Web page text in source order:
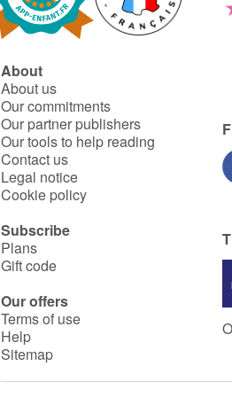
About
About us
Our commitments
Our partner publishers
Our tools to help reading
Contact us
Legal notice
Cookie policy
Subscribe
Plans
Gift code
Our offers
Terms of use
Help
Sitemap